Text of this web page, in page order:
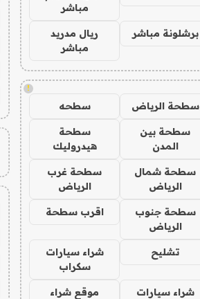
مباشر
برشلونة مباشر
ريال مدريد
مباشر
!
سطحة الرياض سطحه
سطحة بين
المدن
سطحة
هيدروليك
سطحة شمال
الرياض
سطحة غرب
الرياض
سطحة جنوب
الرياض
اقرب سطحة
تشليح
شراء سيارات
سكراب
شراء سيارات
موقع شراء